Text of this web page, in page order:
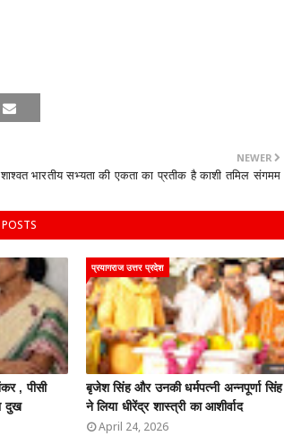
NEWER
शाश्वत भारतीय सभ्यता की एकता का प्रतीक है काशी तमिल संगमम
, पीसी
दुख
प्रयागराज उत्तर प्रदेश
बृजेश सिंह और उनकी धर्मपत्नी अन्नपूर्णा सिंह
ने लिया धीरेंद्र शास्त्री का आशीर्वाद
April 24, 2026